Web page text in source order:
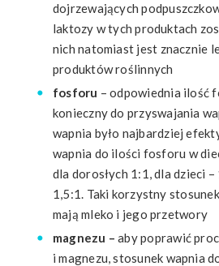
dojrzewających
laktozy w tych produktach
nich natomiast jest znacznie
produktów roślinnych
fosforu – odpowiednia ilość
konieczny do przyswajania
wapnia było najbardziej
wapnia do ilości fosforu w
dla dorosłych 1:1, dla dzieci
1,5:1. Taki korzystny
mają mleko i jego przetwory
magnezu – aby poprawić
i magnezu, stosunek wapnia